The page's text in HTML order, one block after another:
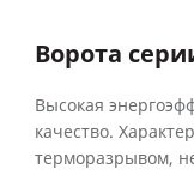
Ворота
Высокая
качество.
терморазрывом,